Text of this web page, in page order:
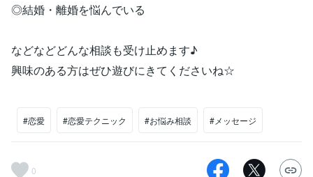
◎結婚・離婚を悩んでいる
などなどどんな相談も受け止めます♪
興味のある方はぜひ遊びにきてくださいね☆
#恋愛 #恋愛テクニック #お悩み相談 #メッセージ
0